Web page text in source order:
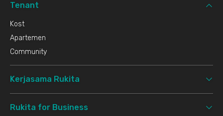
Tenant
Kost
Apartemen
Community
Kerjasama Rukita
Rukita for Business